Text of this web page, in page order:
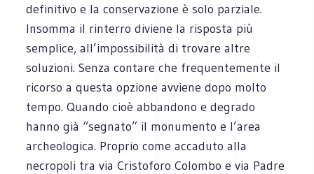
definitivo e la conservazione è solo parziale.
Insomma il rinterro diviene la risposta più
semplice, all’impossibilità di trovare altre
soluzioni. Senza contare che frequentemente il
ricorso a questa opzione avviene dopo molto
tempo. Quando cioè abbandono e degrado
hanno già “segnato” il monumento e l’area
archeologica. Proprio come accaduto alla
necropoli tra via Cristoforo Colombo e via Padre